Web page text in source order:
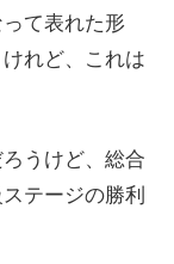
て表れた形
れど、これは
うけど、総合
テージの勝利